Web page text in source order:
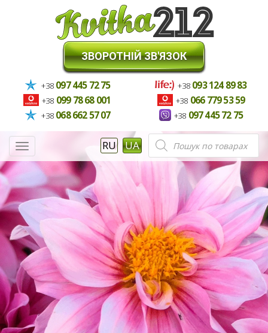
ЗВОРОТНІЙ ЗВ'ЯЗОК
+38 097 445 72 75 +38 093 124 89 83
+38 099 78 68 001 +38 066 779 53 59
+38 068 662 57 07 +38 097 445 72 75
Меню RU UA Пошук
товарів